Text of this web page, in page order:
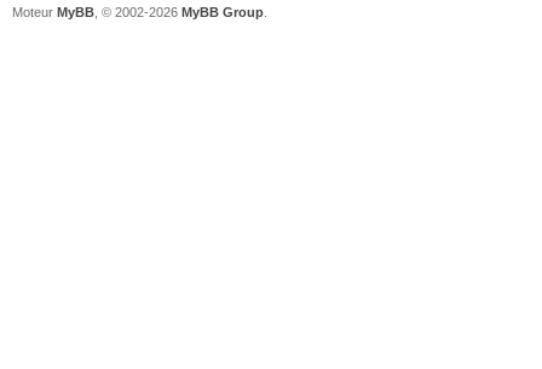
Moteur MyBB , © 2002-2026 MyBB Group